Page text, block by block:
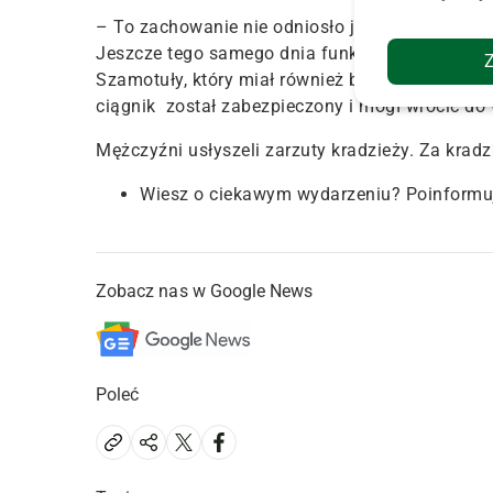
– To zachowanie nie odniosło jednak
Jeszcze tego samego dnia funkcjonariusze
Szamotuły, który miał również być
ciągnik został zabezpieczony i mógł wrócić
Mężczyźni usłyszeli zarzuty kradzieży. Za
Wiesz o ciekawym wydarzeniu?
Zobacz nas w Google News
Poleć